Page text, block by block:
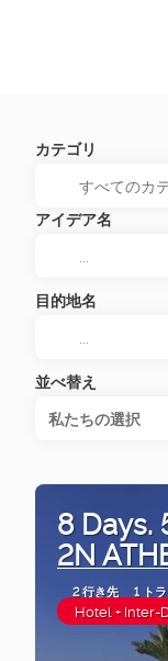
カテゴリ
アイデア名
目的地名
並べ替え
私たちの選択
8 Days.
2N
2 行き先 1 ト
Hotel + Inter-